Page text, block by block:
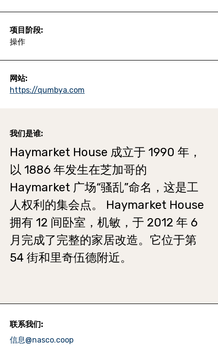
项目阶段:
操作
网站:
https://qumbya.com
我们是谁:
Haymarket House 成立于 1990 年，
以 1886 年发生在芝加哥的
Haymarket 广场“骚乱”命名，这是工
人权利的集会点。 Haymarket House
拥有 12 间卧室，机敏，于 2012 年 6
月完成了完整的家居改造。它位于第
54 街和里奇伍德附近。
联系我们:
信息@nasco.coop